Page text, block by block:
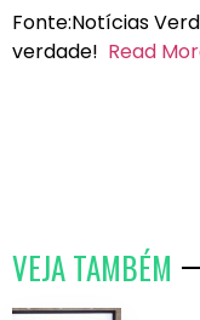
Fonte:Notícias
verdade! Read
VEJA TAMBÉM